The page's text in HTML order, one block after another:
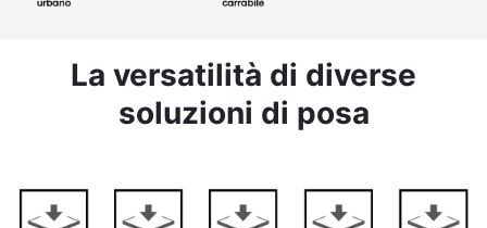
La versatilità di diverse
soluzioni di posa